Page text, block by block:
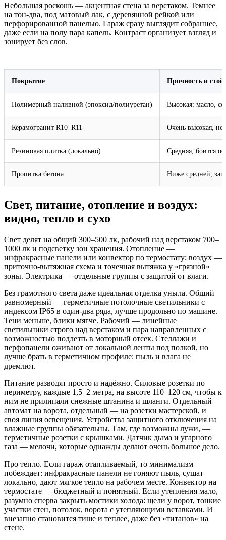
Небольшая роскошь — акцентная стена за верстаком. Темнее
на тон‑два, под матовый лак, с деревянной рейкой или
перфорированной панелью. Гараж сразу выглядит собраннее,
даже если на полу пара капель. Контраст организует взгляд и
зонирует без слов.
Покрытие Прочность и
Полимерный наливной (эпоксид/полиуретан) Высокая: масло,
Керамогранит R10–R11 Очень высокая, не
Резиновая плитка (локально) Средняя, боится
Пропитка бетона Ниже средней,
Свет, питание, отопление и воздух:
видно, тепло и сухо
Свет делят на общий 300–500 лк, рабочий над верстаком 700–
1000 лк и подсветку зон хранения. Отопление —
инфракрасные панели или конвектор по термостату; воздух —
приточно‑вытяжная схема и точечная вытяжка у «грязной»
зоны. Электрика — отдельные группы с защитой от влаги.
Без грамотного света даже идеальная отделка уныла. Общий
равномерный — герметичные потолочные светильники с
индексом IP65 в один‑два ряда, лучше продольно по машине.
Тени меньше, блики мягче. Рабочий — линейные
светильники строго над верстаком и пара направленных с
возможностью подлезть в моторный отсек. Стеллажи и
перфопанели оживают от локальной ленты под полкой, но
лучше брать в герметичном профиле: пыль и влага не
дремлют.
Питание разводят просто и надёжно. Силовые розетки по
периметру, каждые 1,5–2 метра, на высоте 110–120 см, чтобы к
ним не прилипали снежные штанина и шланги. Отдельный
автомат на ворота, отдельный — на розетки мастерской, и
своя линия освещения. Устройства защитного отключения на
влажные группы обязательны. Там, где возможны лужи, —
герметичные розетки с крышками. Датчик дыма и угарного
газа — мелочи, которые однажды делают очень большое дело.
Про тепло. Если гараж отапливаемый, то минимализм
побеждает: инфракрасные панели не гоняют пыль, сушат
локально, дают мягкое тепло на рабочем месте. Конвектор на
термостате — бюджетный и понятный. Если утепления мало,
разумно сперва закрыть мостики холода: щели у ворот, тонкие
участки стен, потолок, ворота с утепляющими вставками. И
внезапно становится тише и теплее, даже без «титанов» на
стене.